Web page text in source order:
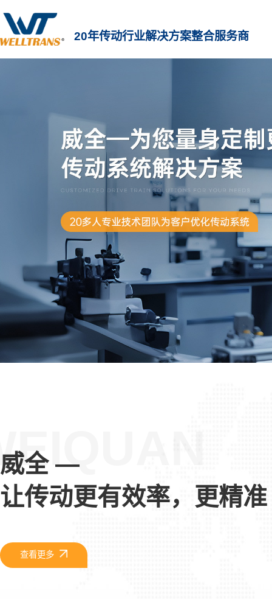
20年传动行业解决方案整合服务商
威全 —
让传动更有效率，更精准
查看更多